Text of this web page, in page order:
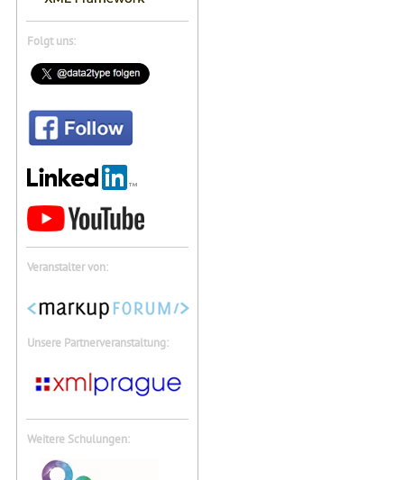
Folgt uns:
Veranstalter von:
Unsere Partnerveranstaltung:
Weitere Schulungen: